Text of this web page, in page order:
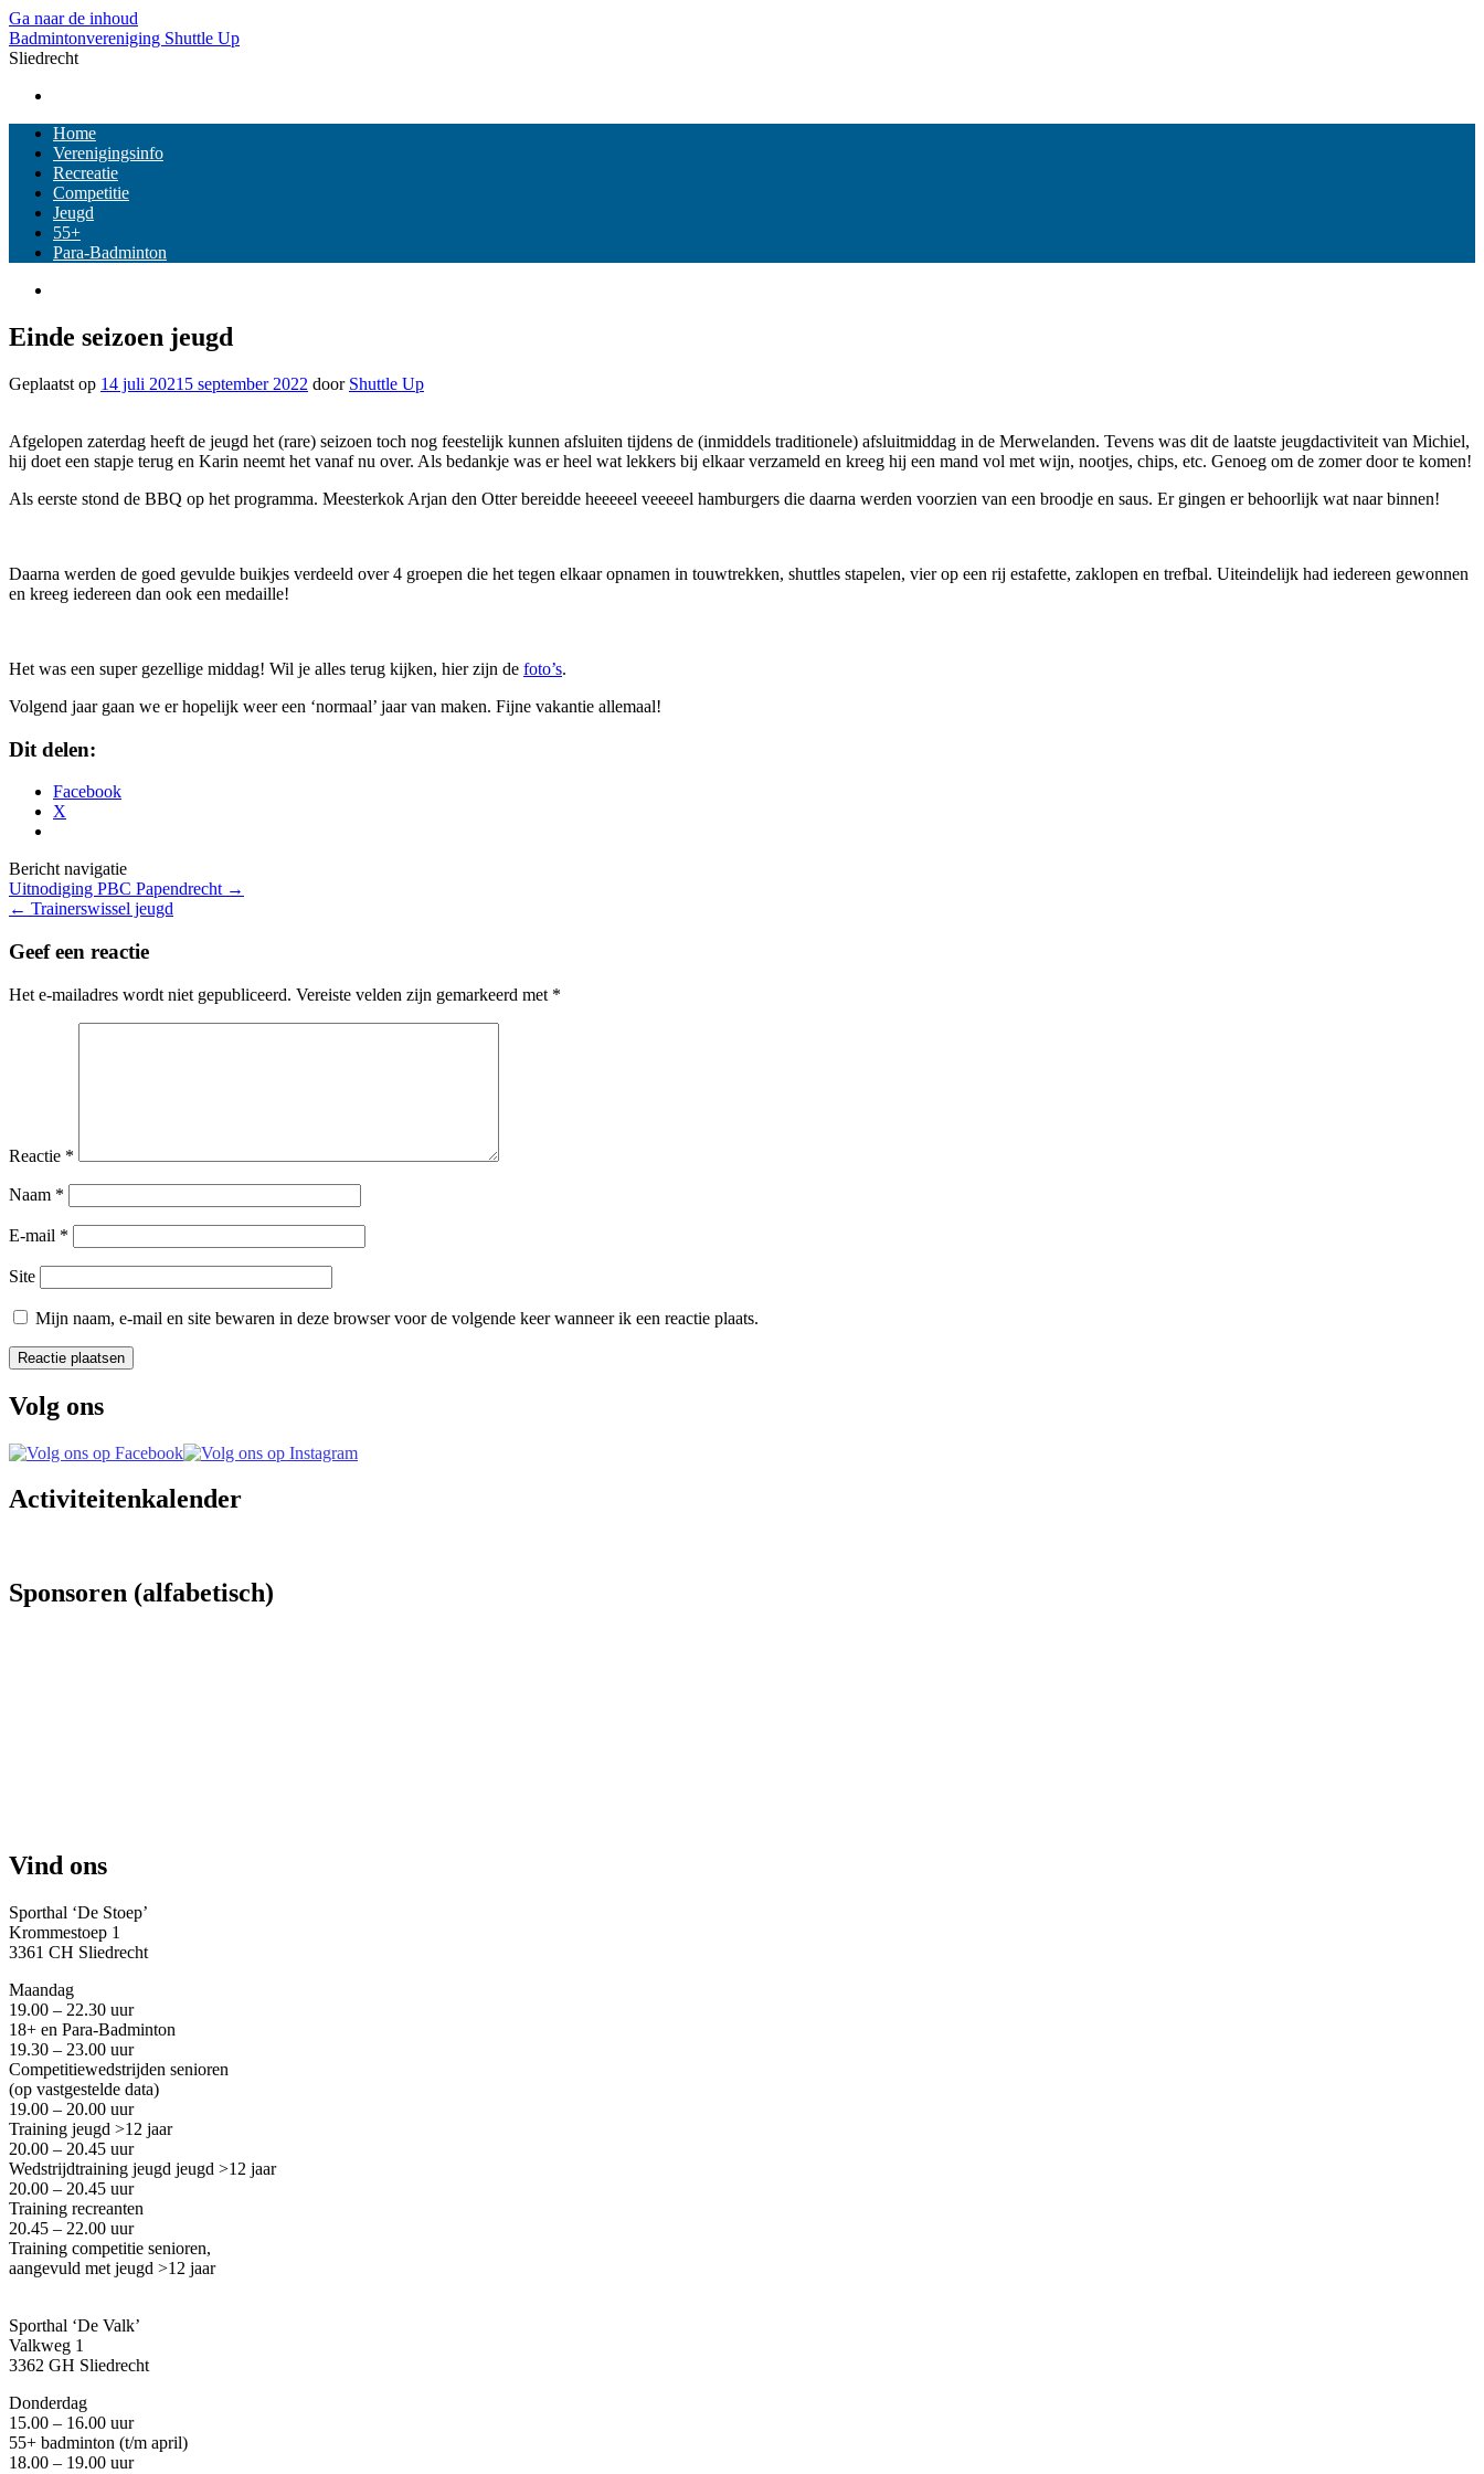
Ga naar de inhoud
Badmintonvereniging Shuttle Up
Sliedrecht
Home
Verenigingsinfo
Recreatie
Competitie
Jeugd
55+
Para-Badminton
Einde seizoen jeugd
Geplaatst op 14 juli 2021 5 september 2022 door Shuttle Up
Afgelopen zaterdag heeft de jeugd het (rare) seizoen toch nog feestelijk kunnen afsluiten tijdens de (inmiddels traditionele) afsluitmiddag in de Merwelanden. Tevens was dit de laatste jeugdactiviteit van Michiel,
hij doet een stapje terug en Karin neemt het vanaf nu over. Als bedankje was er heel wat lekkers bij elkaar verzameld en kreeg hij een mand vol met wijn, nootjes, chips, etc. Genoeg om de zomer door te komen!
Als eerste stond de BBQ op het programma. Meesterkok Arjan den Otter bereidde heeeeel veeeeel hamburgers die daarna werden voorzien van een broodje en saus. Er gingen er behoorlijk wat naar binnen!
Daarna werden de goed gevulde buikjes verdeeld over 4 groepen die het tegen elkaar opnamen in touwtrekken, shuttles stapelen, vier op een rij estafette, zaklopen en trefbal. Uiteindelijk had iedereen gewonnen
en kreeg iedereen dan ook een medaille!
Het was een super gezellige middag! Wil je alles terug kijken, hier zijn de foto’s.
Volgend jaar gaan we er hopelijk weer een ‘normaal’ jaar van maken. Fijne vakantie allemaal!
Dit delen:
Facebook
X
Bericht navigatie
Uitnodiging PBC Papendrecht →
← Trainerswissel jeugd
Geef een reactie
Het e-mailadres wordt niet gepubliceerd. Vereiste velden zijn gemarkeerd met *
Reactie *
Naam *
E-mail *
Site
Mijn naam, e-mail en site bewaren in deze browser voor de volgende keer wanneer ik een reactie plaats.
Volg ons
Activiteitenkalender
Sponsoren (alfabetisch)
Vind ons
Sporthal ‘De Stoep’
Krommestoep 1
3361 CH Sliedrecht
Maandag
19.00 – 22.30 uur
18+ en Para-Badminton
19.30 – 23.00 uur
Competitiewedstrijden senioren
(op vastgestelde data)
19.00 – 20.00 uur
Training jeugd >12 jaar
20.00 – 20.45 uur
Wedstrijdtraining jeugd jeugd >12 jaar
20.00 – 20.45 uur
Training recreanten
20.45 – 22.00 uur
Training competitie senioren,
aangevuld met jeugd >12 jaar
Sporthal ‘De Valk’
Valkweg 1
3362 GH Sliedrecht
Donderdag
15.00 – 16.00 uur
55+ badminton (t/m april)
18.00 – 19.00 uur